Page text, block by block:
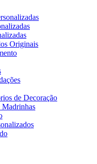
Originais
de Decoração
Madrinhas